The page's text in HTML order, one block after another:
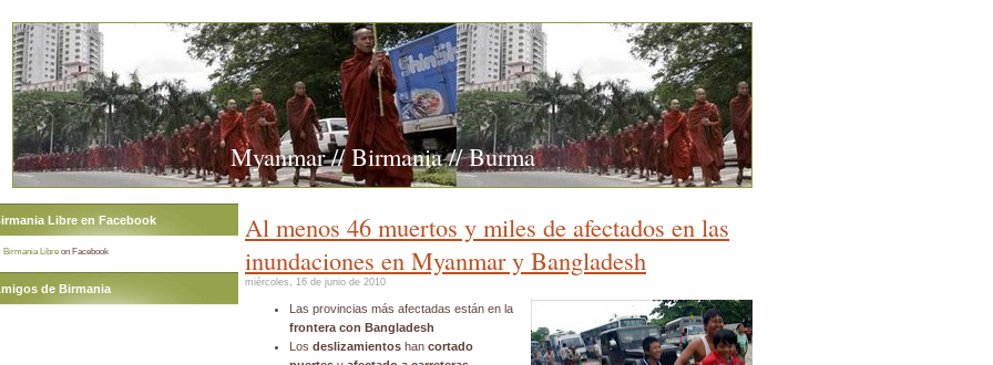
Myanmar // Birmania // Burma
Al menos 46 muertos y miles de afectados en las
inundaciones en Myanmar y Bangladesh
miércoles, 16 de junio de 2010
Las provincias más afectadas están en la
frontera con Bangladesh
Los deslizamientos han cortado
Libre en Facebook
Birmania Libre on Facebook
de Birmania